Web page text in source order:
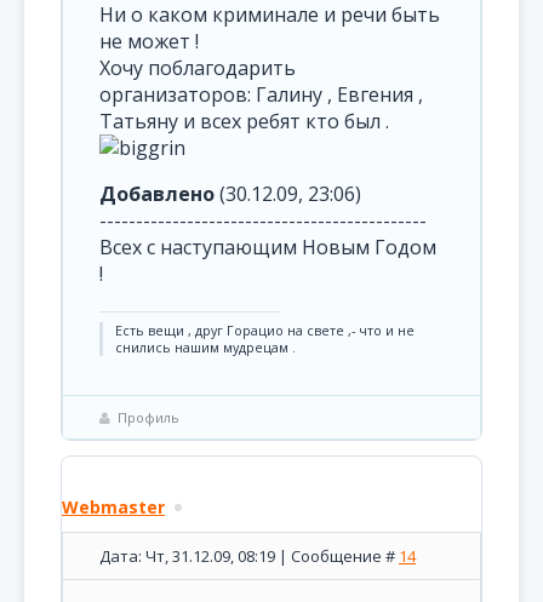
Ни о каком криминале и речи быть
не может !
Хочу поблагодарить
организаторов: Галину , Евгения ,
Татьяну и всех ребят кто был .
Добавлено(30.12.09, 23:06)
---------------------------------------------
Всех с наступающим Новым Годом
!
Есть вещи , друг Горацио на свете ,- что и не
снились нашим мудрецам .
Профиль
Webmaster
Дата: Чт, 31.12.09, 08:19 | Сообщение # 14